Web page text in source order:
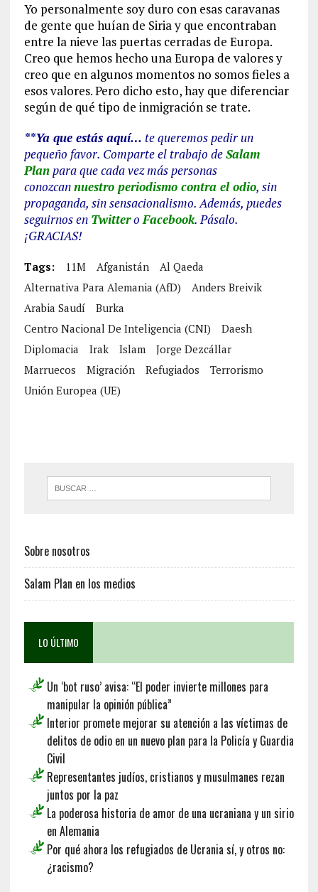
Yo personalmente soy duro con esas caravanas
de gente que huían de Siria y que encontraban
entre la nieve las puertas cerradas de Europa.
Creo que hemos hecho una Europa de valores y
creo que en algunos momentos no somos fieles a
esos valores. Pero dicho esto, hay que diferenciar
según de qué tipo de inmigración se trate.
**Ya que estás aquí… te queremos pedir un
pequeño favor. Comparte el trabajo deSalam
Planpara que cada vez más personas
conozcannuestro periodismo contra el odio, sin
propaganda, sin sensacionalismo. Además, puedes
seguirnos en TwitteroFacebook. Pásalo.
¡GRACIAS!
Tags: 11M Afganistán
Al Qaeda
Alternativa Para Alemania (AfD)
Anders Breivik
Arabia Saudí
Burka
Centro Nacional De Inteligencia (CNI)
Daesh
Diplomacia
Irak Islam
Jorge Dezcállar
Marruecos
Migración Refugiados
Terrorismo
Unión Europea (UE)
Sobre nosotros
Salam Plan en los medios
LO ÚLTIMO
Un ‘bot ruso’ avisa: “El poder invierte millones para
manipular la opinión pública”
Interior promete mejorar su atención a las víctimas de
delitos de odio en un nuevo plan para la Policía y Guardia
Civil
Representantes judíos, cristianos y musulmanes rezan
juntos por la paz
La poderosa historia de amor de una ucraniana y un sirio
en Alemania
Por qué ahora los refugiados de Ucrania sí, y otros no:
¿racismo?